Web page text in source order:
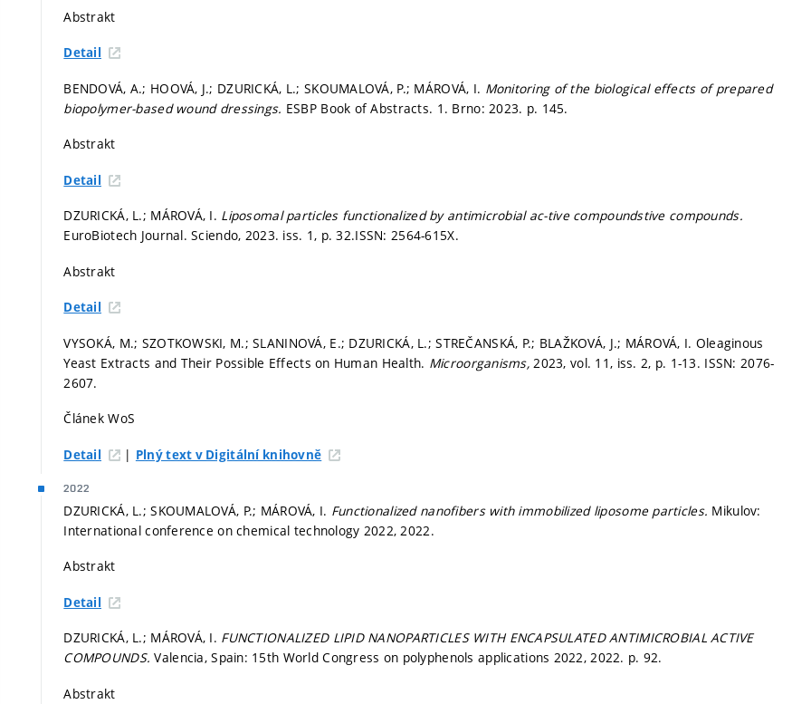
Abstrakt
Detail
BENDOVÁ, A.; HOOVÁ, J.; DZURICKÁ, L.; SKOUMALOVÁ, P.; MÁROVÁ, I. Monitoring of the biological effects of prepared
biopolymer-based wound dressings. ESBP Book of Abstracts. 1. Brno: 2023. p. 145.
Abstrakt
Detail
DZURICKÁ, L.; MÁROVÁ, I. Liposomal particles functionalized by antimicrobial ac-tive compoundstive compounds.
EuroBiotech Journal. Sciendo, 2023. iss. 1, p. 32.ISSN: 2564-615X.
Abstrakt
Detail
VYSOKÁ, M.; SZOTKOWSKI, M.; SLANINOVÁ, E.; DZURICKÁ, L.; STREČANSKÁ, P.; BLAŽKOVÁ, J.; MÁROVÁ, I. Oleaginous
Yeast Extracts and Their Possible Effects on Human Health. Microorganisms, 2023, vol. 11, iss. 2, p. 1-13. ISSN: 2076-
2607.
Článek WoS
Detail | Plný text v Digitální knihovně
2022
DZURICKÁ, L.; SKOUMALOVÁ, P.; MÁROVÁ, I. Functionalized nanofibers with immobilized liposome particles. Mikulov:
International conference on chemical technology 2022, 2022.
Abstrakt
Detail
DZURICKÁ, L.; MÁROVÁ, I. FUNCTIONALIZED LIPID NANOPARTICLES WITH ENCAPSULATED ANTIMICROBIAL ACTIVE
COMPOUNDS.Valencia, Spain: 15th World Congress on polyphenols applications 2022, 2022. p. 92.
Abstrakt